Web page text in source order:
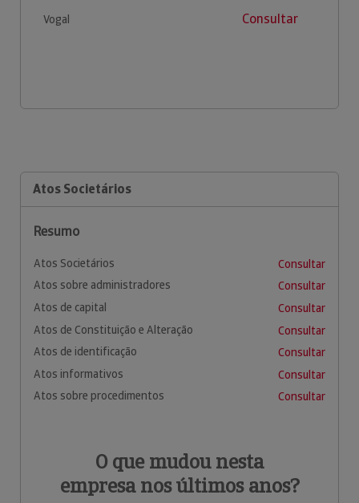
Vogal Consultar
Atos Societários
Resumo
Atos Societários
Consultar
Atos sobre administradores
Consultar
Atos de capital
Consultar
Atos de Constituição e Alteração
Consultar
Atos de identificação
Consultar
Atos informativos
Consultar
Atos sobre procedimentos
Consultar
O que mudou nesta
empresa nos últimos anos?